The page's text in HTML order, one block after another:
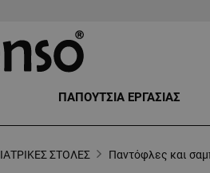
ΠΑΠΟΥΤΣΙΑ ΕΡΓΑΣΙΑΣ
ΙΑΤΡΙΚΕΣ ΣΤΟΛΕΣ Παντόφλες και